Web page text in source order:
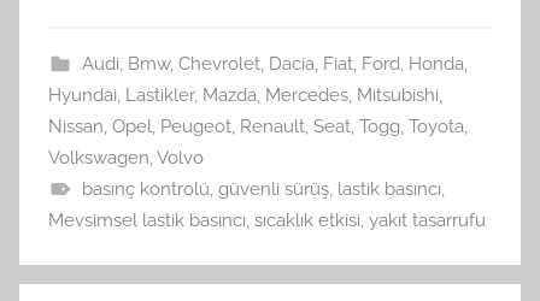
Audi, Bmw, Chevrolet, Dacia, Fiat, Ford, Honda,
Hyundai, Lastikler, Mazda, Mercedes, Mitsubishi,
Nissan, Opel, Peugeot, Renault, Seat, Togg, Toyota,
Volkswagen,Volvo
basınç kontrolü, güvenli sürüş, lastik basıncı,
Mevsimsel lastik basıncı, sıcaklık etkisi, yakıt tasarrufu